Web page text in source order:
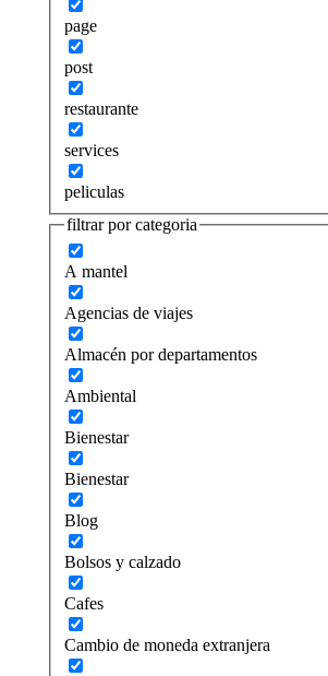
page
post
restaurante
services
peliculas
filtrar por categoria
A mantel
Agencias de viajes
Almacén por departamentos
Ambiental
Bienestar
Bienestar
Blog
Bolsos y calzado
Cafes
Cambio de moneda extranjera